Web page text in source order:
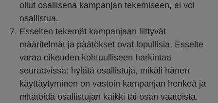
ollut osallisena kampanjan tekemiseen, ei voi
osallistua.
Esselten tekemät kampanjaan liittyvät
määritelmät ja päätökset ovat lopullisia. Esselte
varaa oikeuden kohtuulliseen harkintaa
seuraavissa: hylätä osallistuja, mikäli hänen
käyttäytyminen on vastoin kampanjan henkeä ja
mitätöidä osallistujan kaikki tai osan vaateista.